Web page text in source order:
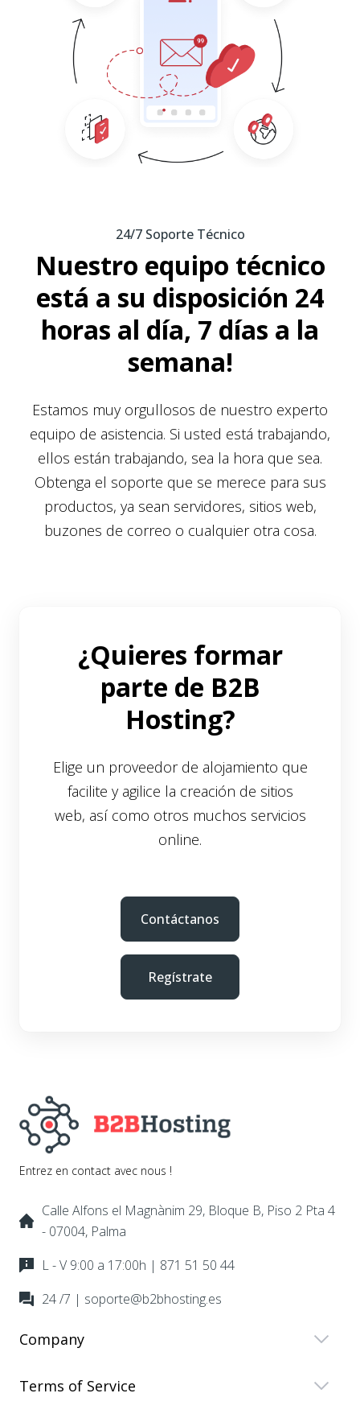
24/7 Soporte Técnico
Nuestro equipo técnico
está a su disposición 24
horas al día, 7 días a la
semana!
Estamos muy orgullosos de nuestro experto
equipo de asistencia. Si usted está trabajando,
ellos están trabajando, sea la hora que sea.
Obtenga el soporte que se merece para sus
productos, ya sean servidores, sitios web,
buzones de correo o cualquier otra cosa.
¿Quieres formar
parte de B2B
Hosting?
Elige un proveedor de alojamiento que
facilite y agilice la creación de sitios
web, así como otros muchos servicios
online.
Regístrate
Contáctanos
Entrez en contact avec nous !
Calle Alfons el Magnànim 29, Bloque B, Piso 2 Pta 4
- 07004, Palma
L - V 9:00 a 17:00h | 871 51 50 44
24 /7 | soporte@b2bhosting.es
Company
Terms of Service